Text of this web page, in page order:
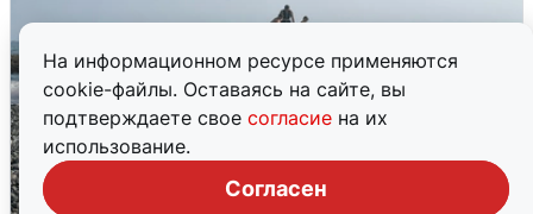
На информационном ресурсе применяются
cookie-файлы. Оставаясь на сайте, вы
подтверждаете свое согласие на их
использование.
Согласен